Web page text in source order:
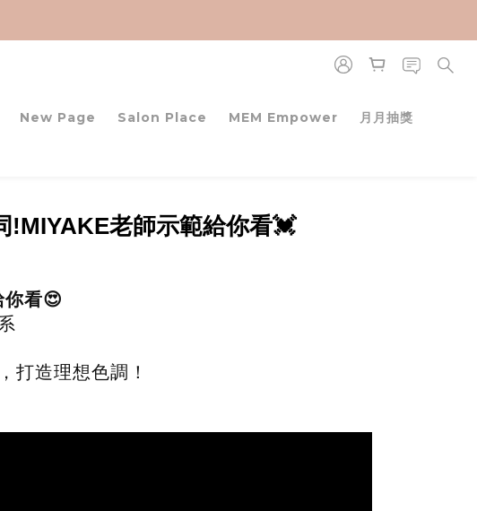
New Page Salon Place MEM Empower 月月抽獎
!MIYAKE老師示範給你看💓
看😍
打造理想色調！